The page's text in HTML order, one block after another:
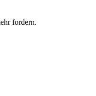
fordern.